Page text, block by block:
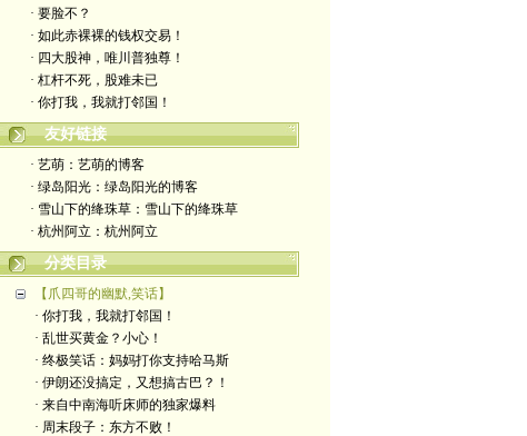
· 要脸不？
· 如此赤裸裸的钱权交易！
· 四大股神，唯川普独尊！
· 杠杆不死，股难未已
· 你打我，我就打邻国！
友好链接
· 艺萌：艺萌的博客
· 绿岛阳光：绿岛阳光的博客
· 雪山下的绛珠草：雪山下的绛珠草
· 杭州阿立：杭州阿立
分类目录
【爪四哥的幽默,笑话】
· 你打我，我就打邻国！
· 乱世买黄金？小心！
· 终极笑话：妈妈打你支持哈马斯
· 伊朗还没搞定，又想搞古巴？！
· 来自中南海听床师的独家爆料
· 周末段子：东方不败！